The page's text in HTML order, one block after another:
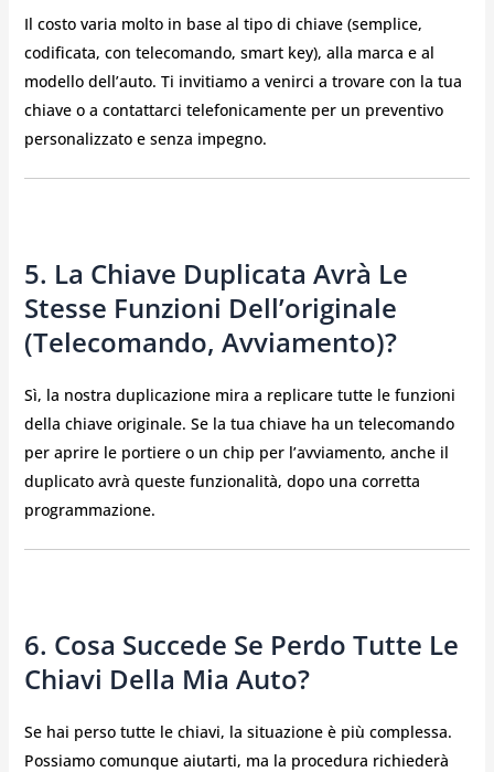
Il costo varia molto in base al tipo di chiave (semplice,
codificata, con telecomando, smart key), alla marca e al
modello dell’auto. Ti invitiamo a venirci a trovare con la tua
chiave o a contattarci telefonicamente per un preventivo
personalizzato e senza impegno.
5. La Chiave Duplicata Avrà Le
Stesse Funzioni Dell’originale
(telecomando, Avviamento)?
Sì, la nostra duplicazione mira a replicare tutte le funzioni
della chiave originale. Se la tua chiave ha un telecomando
per aprire le portiere o un chip per l’avviamento, anche il
duplicato avrà queste funzionalità, dopo una corretta
programmazione.
6. Cosa Succede Se Perdo Tutte Le
Chiavi Della Mia Auto?
Se hai perso tutte le chiavi, la situazione è più complessa.
Possiamo comunque aiutarti, ma la procedura richiederà